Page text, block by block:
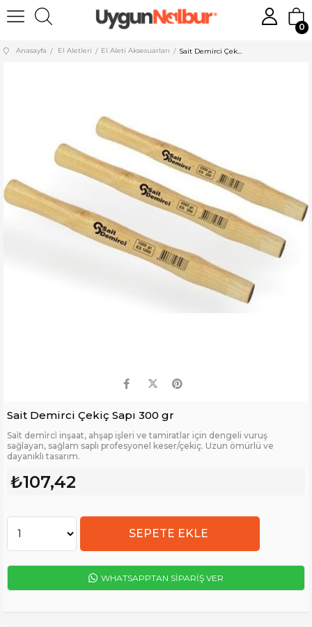
0
Anasayfa El Aletleri El Aleti Aksesuarları
Sait Demirci Çekiç Sapı 300 gr
Sai̇t demi̇rci̇ inşaat, ahşap işleri ve tamiratlar için dengeli vuruş
sağlayan, sağlam saplı profesyonel keser/çekiç. Uzun ömürlü ve
dayanıklı tasarım.
₺107,42
WHATSAPPTAN SİPARİŞ VER